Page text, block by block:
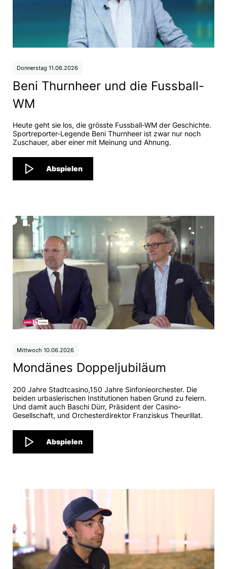
Donnerstag 11.06.2026
Beni Thurnheer und die Fussball-
WM
Heute geht sie los, die grösste Fussball-WM der Geschichte.
Sportreporter-Legende Beni Thurnheer ist zwar nur noch
Zuschauer, aber einer mit Meinung und Ahnung.
Abspielen
Mittwoch 10.06.2026
Mondänes Doppeljubiläum
200 Jahre Stadtcasino,150 Jahre Sinfonieorchester. Die
beiden urbaslerischen Institutionen haben Grund zu feiern.
Und damit auch Baschi Dürr, Präsident der Casino-
Gesellschaft, und Orchesterdirektor Franziskus Theurillat.
Abspielen